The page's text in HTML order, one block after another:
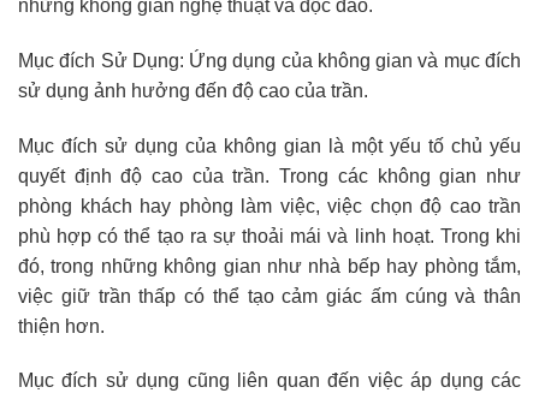
những không gian nghệ thuật và độc đáo.
Mục đích Sử Dụng: Ứng dụng của không gian và mục đích
sử dụng ảnh hưởng đến độ cao của trần.
Mục đích sử dụng của không gian là một yếu tố chủ yếu
quyết định độ cao của trần. Trong các không gian như
phòng khách hay phòng làm việc, việc chọn độ cao trần
phù hợp có thể tạo ra sự thoải mái và linh hoạt. Trong khi
đó, trong những không gian như nhà bếp hay phòng tắm,
việc giữ trần thấp có thể tạo cảm giác ấm cúng và thân
thiện hơn.
Mục đích sử dụng cũng liên quan đến việc áp dụng các